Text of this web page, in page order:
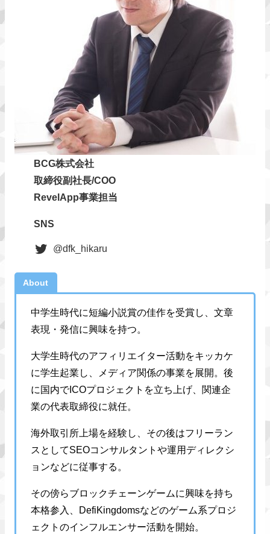
BCG株式会社
取締役副社長/COO
RevelApp事業担当
SNS
@dfk_hikaru
About
中学生時代に短編小説賞の佳作を受賞し、文章
表現・発信に興味を持つ。
大学生時代のアフィリエイター活動をキッカケ
に学生起業し、メディア関係の事業を展開。後
に国内でICOプロジェクトを立ち上げ、関連企
業の代表取締役に就任。
海外取引所上場を経験し、その後はフリーラン
スとしてSEOコンサルタントや運用ディレクシ
ョンなどに従事する。
その傍らブロックチェーンゲームに興味を持ち
本格参入、DefiKingdomsなどのゲーム系プロジ
ェクトのインフルエンサー活動を開始。